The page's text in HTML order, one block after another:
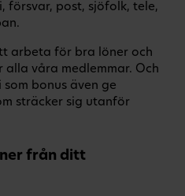
försvar, post, sjöfolk, tele,
arbeta för bra löner och
våra medlemmar. Och
bonus även ge
sträcker sig utanför
från ditt